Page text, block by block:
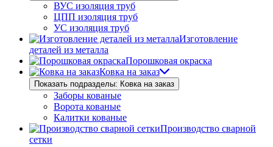
ВУС изоляция труб
ЦПП изоляция труб
УС изоляция труб
Изготовление
деталей из металла
Порошковая окраска
Ковка на заказ
Показать подразделы: Ковка на заказ
Заборы кованые
Ворота кованые
Калитки кованые
Производство сварной
сетки